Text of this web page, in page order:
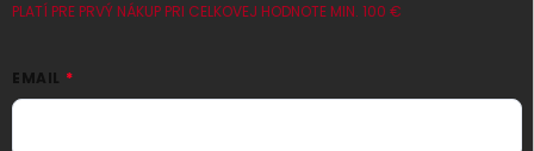
PLATÍ PRE PRVÝ NÁKUP PRI CELKOVEJ HODNOTE MIN. 100 €
EMAIL